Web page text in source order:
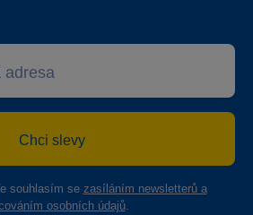
Chci slevy
souhlasím se zasíláním newsletterů a
osobních údajů.